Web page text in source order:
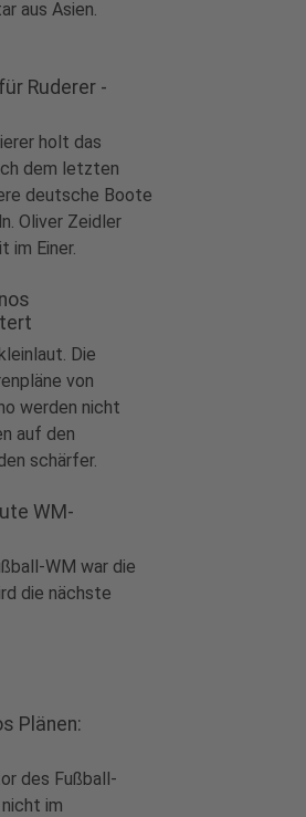
aus Asien.
Ruderer -
holt das
dem letzten
deutsche Boote
Oliver Zeidler
im Einer.
Die
von
werden nicht
auf den
schärfer.
WM-
WM war die
die nächste
Plänen:
des Fußball-
im